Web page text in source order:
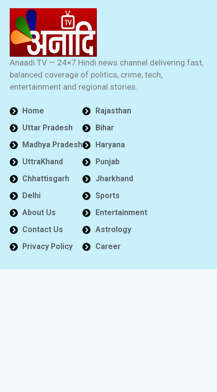
Anaadi TV — 24×7 Hindi news channel delivering fast,
balanced coverage of politics, crime, tech,
entertainment and regional stories.
Home
Uttar Pradesh
Madhya Pradesh
UttraKhand
Chhattisgarh
Delhi
About Us
Contact Us
Privacy Policy
Rajasthan
Bihar
Haryana
Punjab
Jharkhand
Sports
Entertainment
Astrology
Career